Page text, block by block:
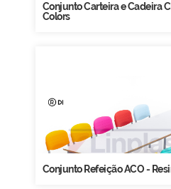
Conjunto Carteira e Cadeira
Colors
Conjunto Refeição ACO -